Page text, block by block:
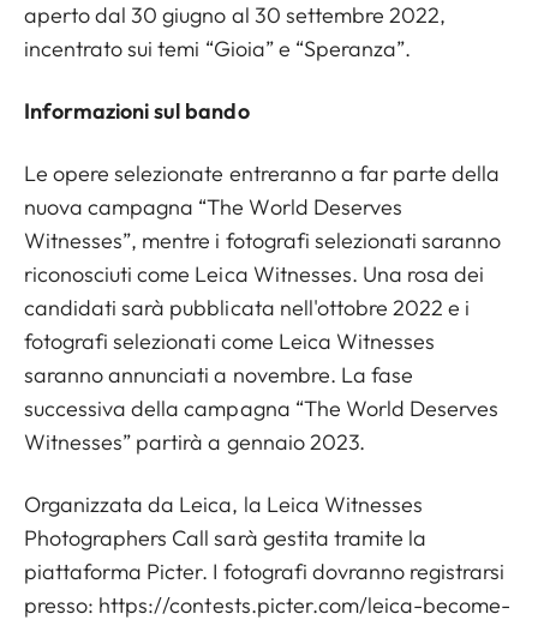
aperto dal 30 giugno al 30 settembre 2022,
incentrato sui temi “Gioia” e “Speranza”.
Informazioni sul bando
Le opere selezionate entreranno a far parte della
nuova campagna “The World Deserves
Witnesses”, mentre i fotografi selezionati saranno
riconosciuti come Leica Witnesses. Una rosa dei
candidati sarà pubblicata nell'ottobre 2022 e i
fotografi selezionati come Leica Witnesses
saranno annunciati a novembre. La fase
successiva della campagna “The World Deserves
Witnesses” partirà a gennaio 2023.
Organizzata da Leica, la Leica Witnesses
Photographers Call sarà gestita tramite la
piattaforma Picter. I fotografi dovranno registrarsi
presso: https://contests.picter.com/leica-become-